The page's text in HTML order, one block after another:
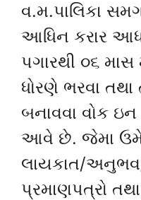
વ.મ.પાલિકા
આધિન કરાર
પગારથી ૦૬
ધોરણે ભરવા તથા
બનાવવા વોક ઇન
આવે છે. જેમા
લાયકાત/
પ્રમાણપત્રો